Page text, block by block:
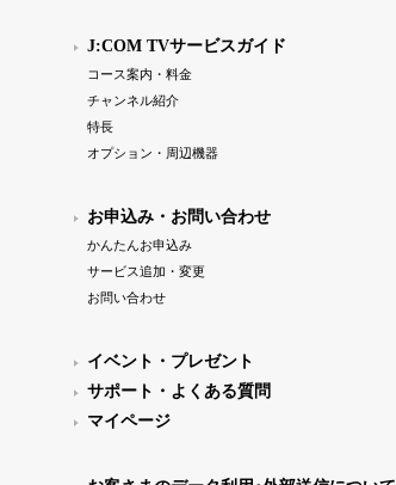
J:COM TVサービスガイド
コース案内・料金
チャンネル紹介
特長
オプション・周辺機器
お申込み・お問い合わせ
かんたんお申込み
サービス追加・変更
お問い合わせ
イベント・プレゼント
サポート・よくある質問
マイページ